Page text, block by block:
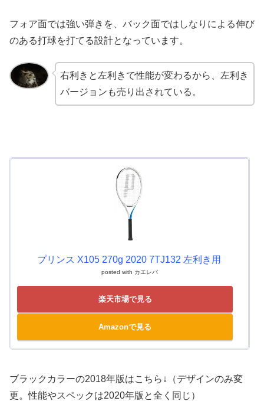
フォア面では強い弾きを、バック面ではしなりによる伸び
のある打球を打てる設計となっています。
右利きと左利きで性能が変わるから、左利き
バージョンも売り出されている。
プリンス X105 270g 2020 7TJ132 左利き用
posted with カエレバ
楽天市場で見る
Amazonで見る
ブラックカラーの2018年版はこちら↓（デザインのみ変
更。性能やスペックは2020年版と全く同じ）